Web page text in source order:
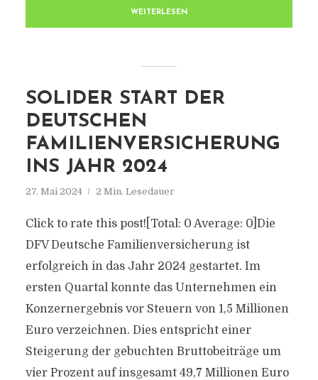
WEITERLESEN
SOLIDER START DER
DEUTSCHEN
FAMILIENVERSICHERUNG
INS JAHR 2024
27. Mai 2024 2 Min. Lesedauer
Click to rate this post![Total: 0 Average: 0]Die
DFV Deutsche Familienversicherung ist
erfolgreich in das Jahr 2024 gestartet. Im
ersten Quartal konnte das Unternehmen ein
Konzernergebnis vor Steuern von 1,5 Millionen
Euro verzeichnen. Dies entspricht einer
Steigerung der gebuchten Bruttobeiträge um
vier Prozent auf insgesamt 49,7 Millionen Euro